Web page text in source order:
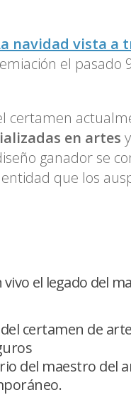
navidad vista a
el pasado
certamen
en artes y
ganador se
que los
el legado del
certamen de
del maestro del